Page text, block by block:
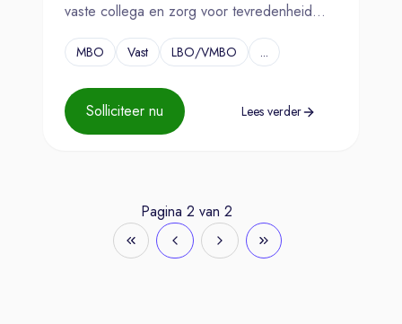
vaste collega en zorg voor tevredenheid
door tijdige, complete leveringen.
MBO Vast LBO/VMBO ...
Solliciteer nu Lees verder
Pagina 2 van 2